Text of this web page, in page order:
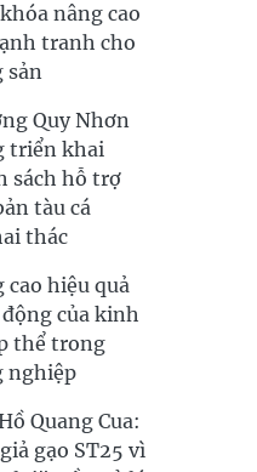
nâng cao
tranh cho
sản
Quy Nhơn
triển khai
sách hỗ trợ
tàu cá
thác
cao hiệu quả
của kinh
thể trong
nghiệp
Quang Cua:
gạo ST25 vì